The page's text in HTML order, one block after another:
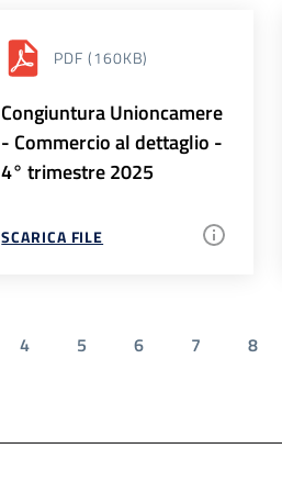
PDF (160KB)
Congiuntura Unioncamere
- Commercio al dettaglio -
4° trimestre 2025
SCARICA FILE
4 5 6 7 8